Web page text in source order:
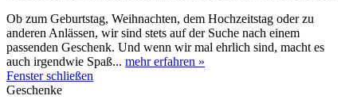
Ob zum Geburtstag, Weihnachten, dem Hochzeitstag oder zu
anderen Anlässen, wir sind stets auf der Suche nach einem
passenden Geschenk. Und wenn wir mal ehrlich sind, macht es
auch irgendwie Spaß... mehr erfahren »
Fenster schließen
Geschenke